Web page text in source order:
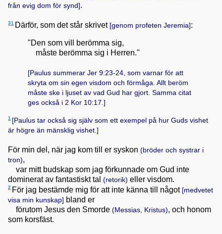
från evig dom för synd].
31 Därför, som det står skrivet [genom profeten Jeremia] :
"Den som vill berömma sig,
måste berömma sig i Herren."
[Paulus summerar Jer 9:23-24, som varnar för att
skryta om sin egen visdom och förmåga. Allt beröm
måste ske i ljuset av vad Gud har gjort. Samma citat
ges också i 2 Kor 10:17.]
1 [Paulus tar också sig själv som ett exempel på hur Guds vishet
är högre än mänsklig vishet.]
För min del, när jag kom till er syskon (bröder och systrar i
tron),
var mitt budskap som jag förkunnade om Gud inte
dominerat av fantastiskt tal (retorik) eller visdom.
2 För jag bestämde mig för att inte känna till något [medvetet
visa min kunskap] bland er
förutom Jesus den Smorde (Messias, Kristus), och honom
som korsfäst.